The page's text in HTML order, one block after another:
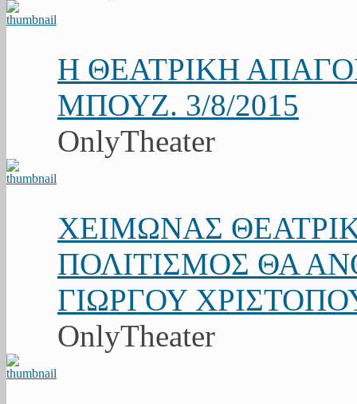
Η ΘΕΑΤΡΙΚΗ
ΜΠΟΥΖ. 3/8/2015
OnlyTheater
ΧΕΙΜΩΝΑΣ
ΠΟΛΙΤΙΣΜΟΣ ΘΑ
ΓΙΩΡΓΟΥ
OnlyTheater